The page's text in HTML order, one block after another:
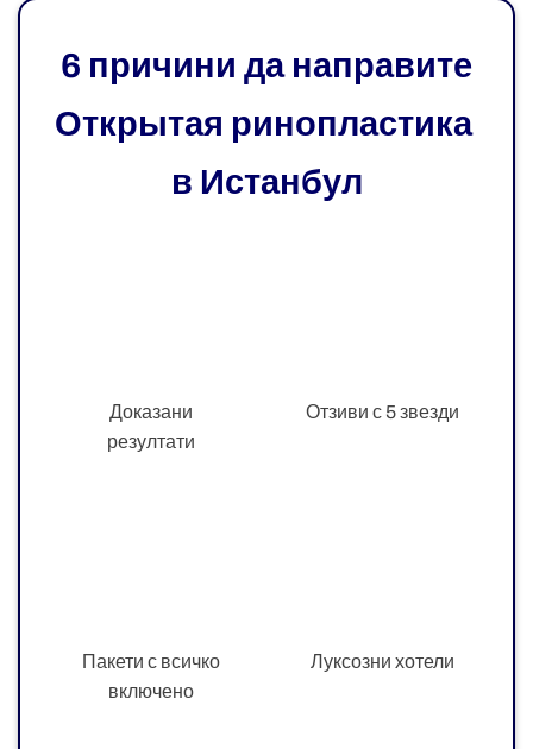
6 причини да направите
Открытая ринопластика
в Истанбул
Доказани
резултати
Отзиви с 5 звезди
Пакети с всичко
включено
Луксозни хотели